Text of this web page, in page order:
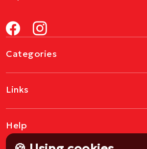
Categories
Links
Help